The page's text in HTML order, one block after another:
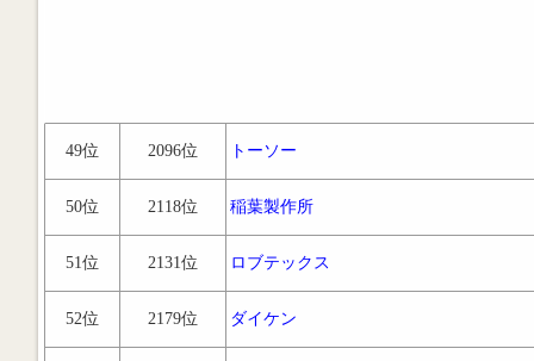
49位 2096位 トーソー
50位 2118位 稲葉製作所
51位 2131位 ロブテックス
52位 2179位 ダイケン